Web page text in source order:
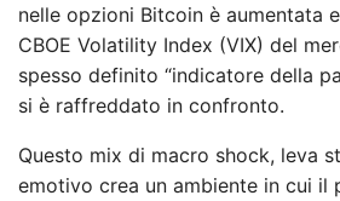
nelle opzioni Bitcoin è aumentata
CBOE Volatility Index (VIX) del
spesso definito “indicatore della
si è raffreddato in confronto.
Questo mix di macro shock, leva
emotivo crea un ambiente in cui il